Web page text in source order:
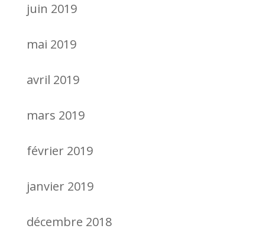
juin 2019
mai 2019
avril 2019
mars 2019
février 2019
janvier 2019
décembre 2018